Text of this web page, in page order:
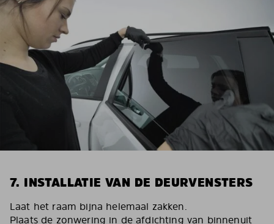
7. INSTALLATIE VAN DE DEURVENSTERS
Laat het raam bijna helemaal zakken.
Plaats de zonwering in de afdichting van binnenuit